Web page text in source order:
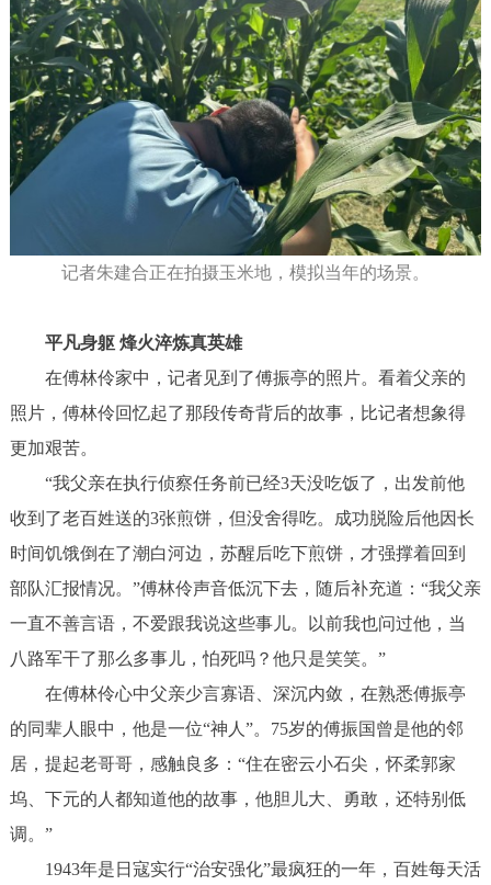
记者朱建合正在拍摄玉米地，模拟当年的场景。
平凡身躯 烽火淬炼真英雄
在傅林伶家中，记者见到了傅振亭的照片。看着父亲的
照片，傅林伶回忆起了那段传奇背后的故事，比记者想象得
更加艰苦。
“我父亲在执行侦察任务前已经3天没吃饭了，出发前他
收到了老百姓送的3张煎饼，但没舍得吃。成功脱险后他因长
时间饥饿倒在了潮白河边，苏醒后吃下煎饼，才强撑着回到
部队汇报情况。”傅林伶声音低沉下去，随后补充道：“我父亲
一直不善言语，不爱跟我说这些事儿。以前我也问过他，当
八路军干了那么多事儿，怕死吗？他只是笑笑。”
在傅林伶心中父亲少言寡语、深沉内敛，在熟悉傅振亭
的同辈人眼中，他是一位“神人”。75岁的傅振国曾是他的邻
居，提起老哥哥，感触良多：“住在密云小石尖，怀柔郭家
坞、下元的人都知道他的故事，他胆儿大、勇敢，还特别低
调。”
1943年是日寇实行“治安强化”最疯狂的一年，百姓每天活